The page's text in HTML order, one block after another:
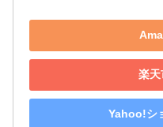
楽天
Yahoo!シ